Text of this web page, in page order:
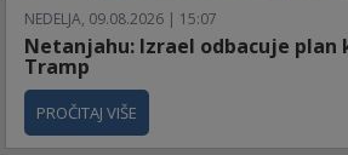
NEDELJA, 09.08.2026 | 15:07
Netanjahu: Izrael odbacuje plan
Tramp
PROČITAJ VIŠE